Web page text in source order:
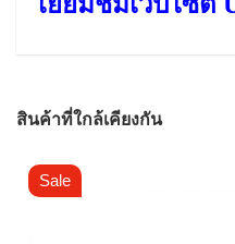
สินค้าที่ใกล้เคียงกัน
Sale